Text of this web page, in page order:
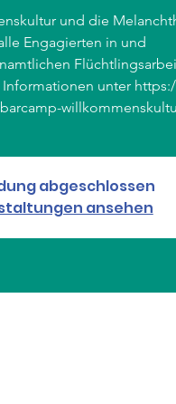
und die
Engagierten in und
unter
abgeschlossen
ansehen